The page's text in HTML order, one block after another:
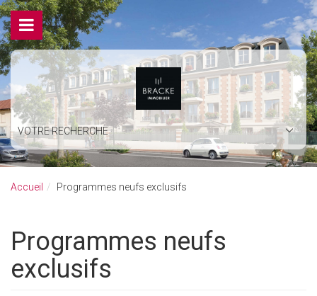
VOTRE RECHERCHE
Accueil Programmes neufs exclusifs
Programmes neufs
exclusifs